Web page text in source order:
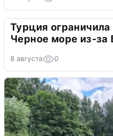
Турция
Черное море из-
8 августа 0